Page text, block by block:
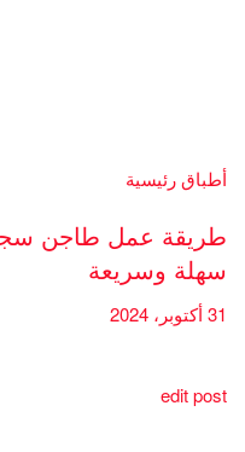
أطباق رئيسية
طريقة عمل طاجن
سهلة وسريعة
31 أكتوبر، 2024
edit post